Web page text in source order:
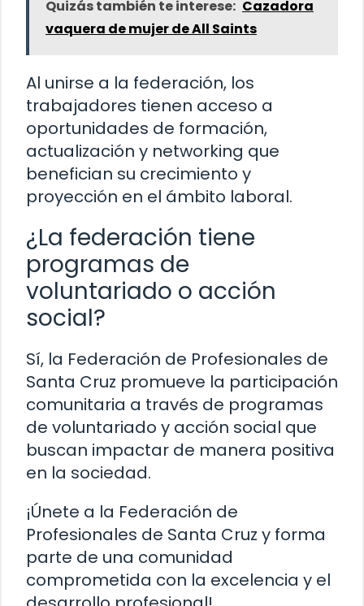
Quizás también te interese: Cazadora
vaquera de mujer de All Saints
Al unirse a la federación, los
trabajadores tienen acceso a
oportunidades de formación,
actualización y networking que
benefician su crecimiento y
proyección en el ámbito laboral.
¿La federación tiene
programas de
voluntariado o acción
social?
Sí, la Federación de Profesionales de
Santa Cruz promueve la participación
comunitaria a través de programas
de voluntariado y acción social que
buscan impactar de manera positiva
en la sociedad.
¡Únete a la Federación de
Profesionales de Santa Cruz y forma
parte de una comunidad
comprometida con la excelencia y el